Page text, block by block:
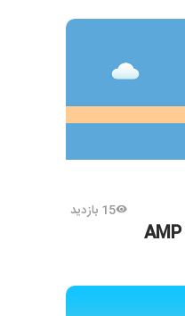
15 بازدید